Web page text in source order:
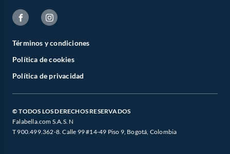
Términos y condiciones
Política de cookies
Política de privacidad
© TODOS LOS DERECHOS RESERVADOS
Falabella.com S.A.S. N
T 900.499.362-8. Calle 99 #14-49 Piso 9, Bogotá, Colombia